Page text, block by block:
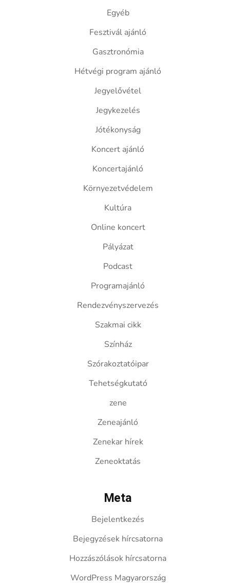
Egyéb
Fesztivál ajánló
Gasztronómia
Hétvégi program ajánló
Jegyelővétel
Jegykezelés
Jótékonyság
Koncert ajánló
Koncertajánló
Környezetvédelem
Kultúra
Online koncert
Pályázat
Podcast
Programajánló
Rendezvényszervezés
Szakmai cikk
Színház
Szórakoztatóipar
Tehetségkutató
zene
Zeneajánló
Zenekar hírek
Zeneoktatás
Meta
Bejelentkezés
Bejegyzések hírcsatorna
Hozzászólások hírcsatorna
WordPress Magyarország